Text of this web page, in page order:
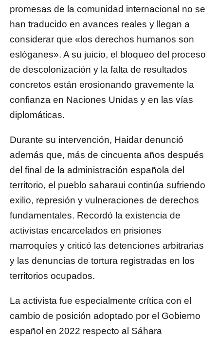
promesas de la comunidad internacional no se
han traducido en avances reales y llegan a
considerar que «los derechos humanos son
eslóganes». A su juicio, el bloqueo del proceso
de descolonización y la falta de resultados
concretos están erosionando gravemente la
confianza en Naciones Unidas y en las vías
diplomáticas.
Durante su intervención, Haidar denunció
además que, más de cincuenta años después
del final de la administración española del
territorio, el pueblo saharaui continúa sufriendo
exilio, represión y vulneraciones de derechos
fundamentales. Recordó la existencia de
activistas encarcelados en prisiones
marroquíes y criticó las detenciones arbitrarias
y las denuncias de tortura registradas en los
territorios ocupados.
La activista fue especialmente crítica con el
cambio de posición adoptado por el Gobierno
español en 2022 respecto al Sáhara